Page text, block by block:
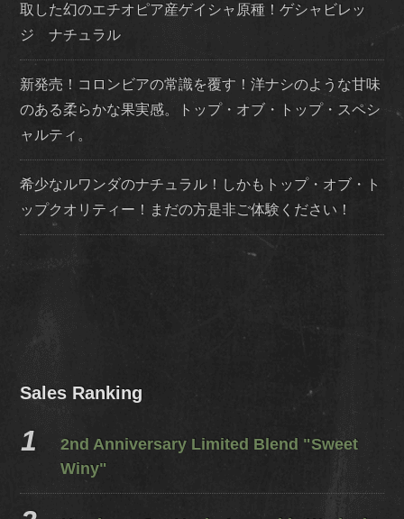
取した幻のエチオピア産ゲイシャ原種！ゲシャビレッ
ジ ナチュラル
新発売！コロンビアの常識を覆す！洋ナシのような甘味
のある柔らかな果実感。トップ・オブ・トップ・スペシ
ャルティ。
希少なルワンダのナチュラル！しかもトップ・オブ・ト
ップクオリティー！まだの方是非ご体験ください！
Sales Ranking
2nd Anniversary Limited Blend "Sweet
Winy"